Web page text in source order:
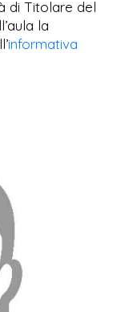
di Titolare del
la
informativa